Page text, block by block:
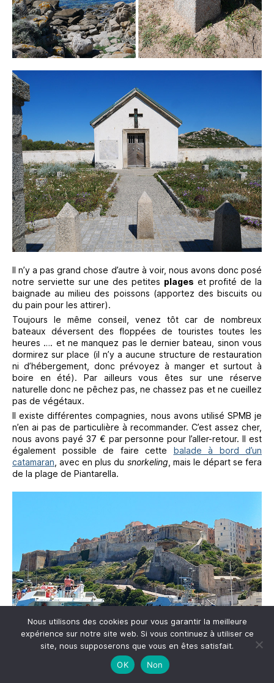
Il n’y a pas grand chose d’autre à voir, nous avons donc posé
notre serviette sur une des petites plages et profité de la
baignade au milieu des poissons (apportez des biscuits ou
du pain pour les attirer).
Toujours le même conseil, venez tôt car de nombreux
bateaux déversent des floppées de touristes toutes les
heures …. et ne manquez pas le dernier bateau, sinon vous
dormirez sur place (il n’y a aucune structure de restauration
ni d’hébergement, donc prévoyez à manger et surtout à
boire en été). Par ailleurs vous êtes sur une réserve
naturelle donc ne pêchez pas, ne chassez pas et ne cueillez
pas de végétaux.
Il existe différentes compagnies, nous avons utilisé SPMB je
n’en ai pas de particulière à recommander. C’est assez cher,
nous avons payé 37 € par personne pour l’aller-retour. Il est
également possible de faire cette balade à bord d’un
catamaran , avec en plus du snorkeling , mais le départ se fera
de la plage de Piantarella.
Nous utilisons des cookies pour vous garantir la meilleure
expérience sur notre site web. Si vous continuez à utiliser ce
site, nous supposerons que vous en êtes satisfait.
OK
Non